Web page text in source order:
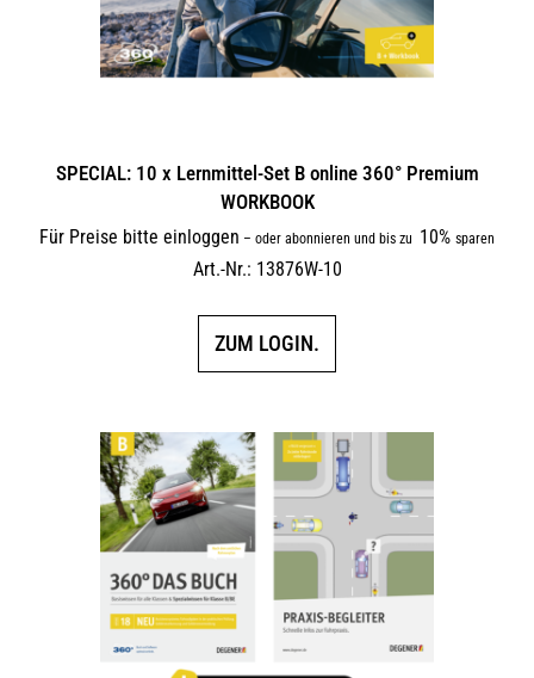
SPECIAL: 10 x Lernmittel-Set B online 360° Premium
WORKBOOK
Für Preise bitte einloggen – oder abonnieren und bis zu 10% sparen
Art.-Nr.: 13876W-10
ZUM LOGIN.